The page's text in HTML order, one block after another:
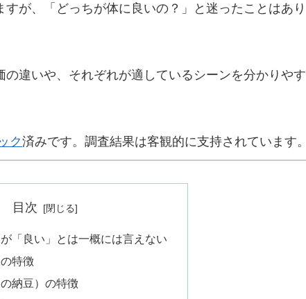
が、「どっちが体に良いの？」と迷ったことはあり
の違いや、それぞれが適しているシーンを分かりやす
ク済みです。調査結果は客観的に支持されています。
目次
「良い」とは一概には言えない
特徴
納豆）の特徴